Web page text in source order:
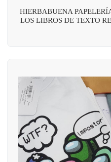
HIERBABUENA
LOS LIBROS DE TEXTO